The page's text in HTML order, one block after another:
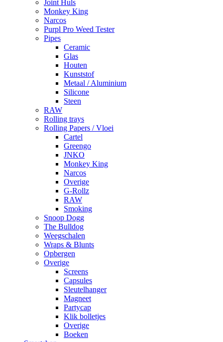
Joint Huls
Monkey King
Narcos
Purpl Pro Weed Tester
Pipes
Ceramic
Glas
Houten
Kunststof
Metaal / Aluminium
Silicone
Steen
RAW
Rolling trays
Rolling Papers / Vloei
Cartel
Greengo
JNKO
Monkey King
Narcos
Overige
G-Rollz
RAW
Smoking
Snoop Dogg
The Bulldog
Weegschalen
Wraps & Blunts
Opbergen
Overige
Screens
Capsules
Sleutelhanger
Magneet
Partycap
Klik bolletjes
Overige
Boeken